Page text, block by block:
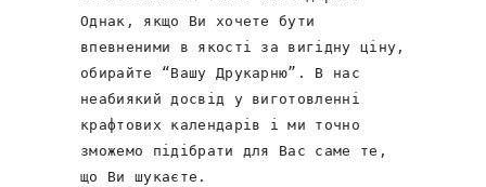
Однак, якщо Ви хочете бути
впевненими в якості за вигідну ціну,
обирайте “Вашу Друкарню”. В нас
неабиякий досвід у виготовленні
крафтових календарів і ми точно
зможемо підібрати для Вас саме те,
що Ви шукаєте.